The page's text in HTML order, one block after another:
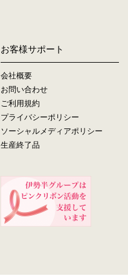
お客様サポート
会社概要
お問い合わせ
ご利用規約
プライバシーポリシー
ソーシャルメディアポリシー
生産終了品